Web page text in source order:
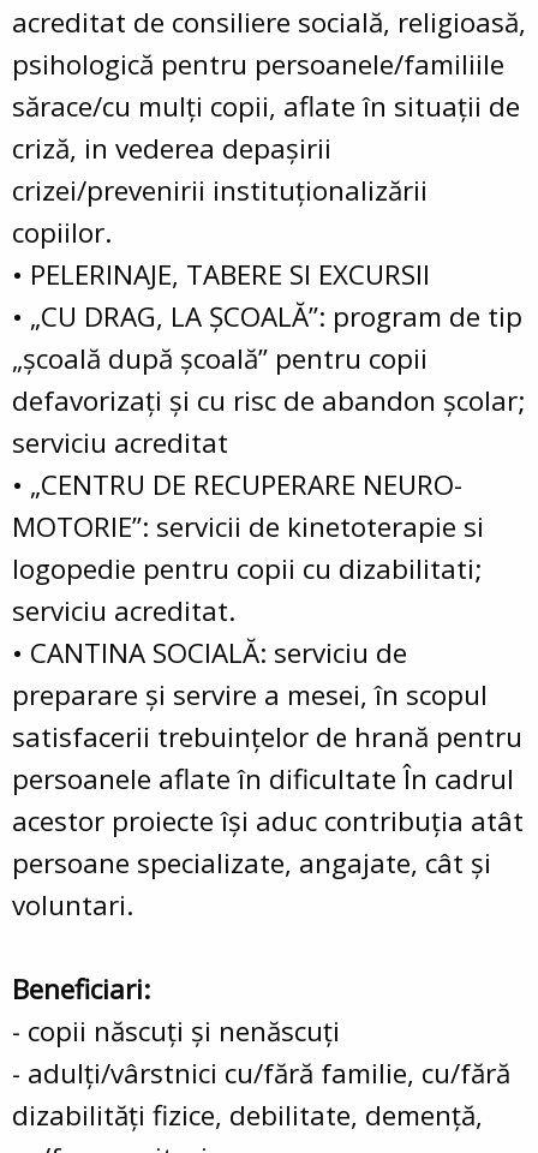
acreditat de consiliere socială, religioasă,
psihologică pentru persoanele/familiile
sărace/cu mulţi copii, aflate în situaţii de
criză, in vederea depaşirii
crizei/prevenirii instituţionalizării
copiilor.
• PELERINAJE, TABERE SI EXCURSII
• „CU DRAG, LA ŞCOALĂ”: program de tip
„şcoală după şcoală” pentru copii
defavorizaţi şi cu risc de abandon şcolar;
serviciu acreditat
• „CENTRU DE RECUPERARE NEURO-
MOTORIE”: servicii de kinetoterapie si
logopedie pentru copii cu dizabilitati;
serviciu acreditat.
• CANTINA SOCIALĂ: serviciu de
preparare şi servire a mesei, în scopul
satisfacerii trebuinţelor de hrană pentru
persoanele aflate în dificultate În cadrul
acestor proiecte îşi aduc contribuţia atât
persoane specializate, angajate, cât şi
voluntari.
Beneficiari:
- copii născuţi şi nenăscuţi
- adulţi/vârstnici cu/fără familie, cu/fără
dizabilităţi fizice, debilitate, demenţă,